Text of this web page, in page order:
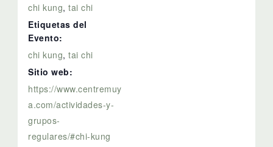
chi kung,tai chi
Etiquetas del
Evento:
chi kung,tai chi
Sitio web:
https://www.centremuy
a.com/actividades-y-
grupos-
regulares/#chi-kung